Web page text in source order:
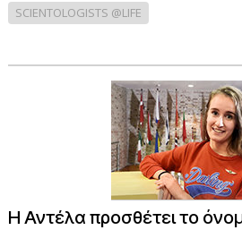
SCIENTOLOGISTS @LIFE
Η Αντέλα προσθέτει το